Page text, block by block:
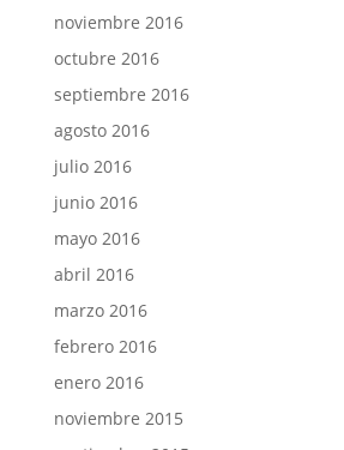
noviembre 2016
octubre 2016
septiembre 2016
agosto 2016
julio 2016
junio 2016
mayo 2016
abril 2016
marzo 2016
febrero 2016
enero 2016
noviembre 2015